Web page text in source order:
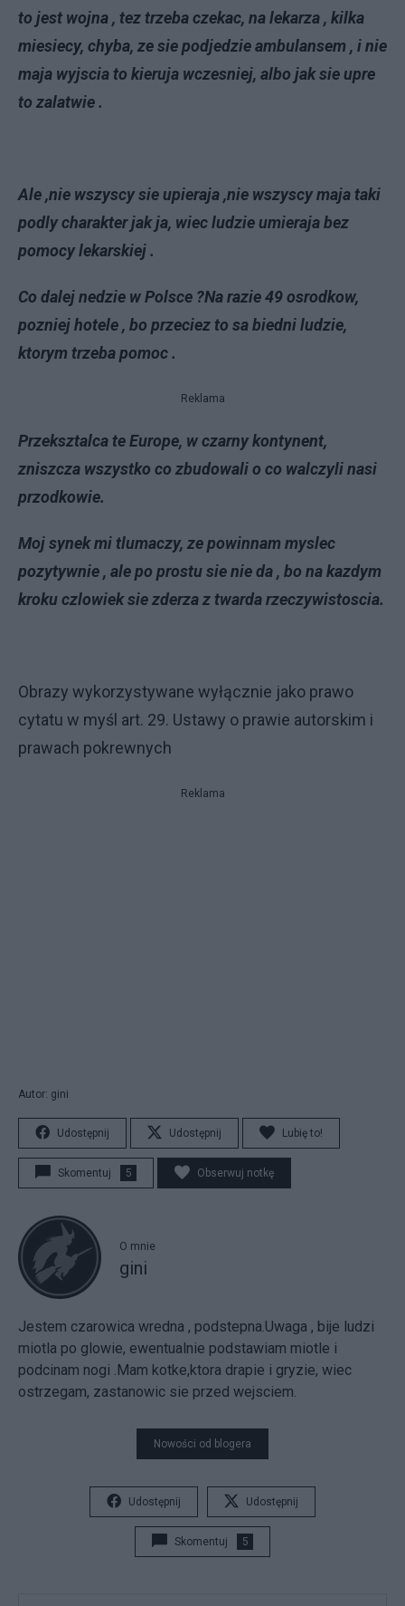
to jest wojna , tez trzeba czekac, na lekarza , kilka
miesiecy, chyba, ze sie podjedzie ambulansem , i nie
maja wyjscia to kieruja wczesniej, albo jak sie upre
to zalatwie .
Ale ,nie wszyscy sie upieraja ,nie wszyscy maja taki
podly charakter jak ja, wiec ludzie umieraja bez
pomocy lekarskiej .
Co dalej nedzie w Polsce ?Na razie 49 osrodkow,
pozniej hotele , bo przeciez to sa biedni ludzie,
ktorym trzeba pomoc .
Reklama
Przeksztalca te Europe, w czarny kontynent,
zniszcza wszystko co zbudowali o co walczyli nasi
przodkowie.
Moj synek mi tlumaczy, ze powinnam myslec
pozytywnie , ale po prostu sie nie da , bo na kazdym
kroku czlowiek sie zderza z twarda rzeczywistoscia.
Obrazy wykorzystywane wyłącznie jako prawo
cytatu w myśl art. 29. Ustawy o prawie autorskim i
prawach pokrewnych
Reklama
Autor: gini
Udostępnij Udostępnij Lubię to!
Skomentuj 5 Obserwuj notkę
O mnie
gini
Jestem czarowica wredna , podstepna.Uwaga , bije ludzi
miotla po glowie, ewentualnie podstawiam miotle i
podcinam nogi .Mam kotke,ktora drapie i gryzie, wiec
ostrzegam, zastanowic sie przed wejsciem.
Nowości od blogera
Udostępnij Udostępnij
Skomentuj 5